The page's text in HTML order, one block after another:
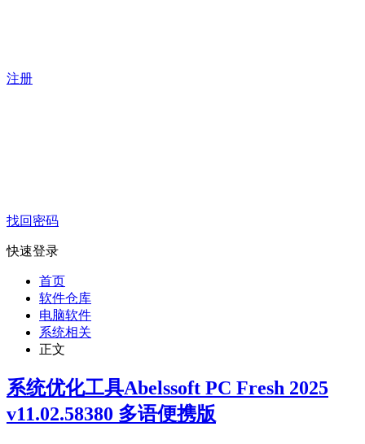
注册
找回密码
快速登录
首页
软件仓库
电脑软件
系统相关
正文
系统优化工具Abelssoft PC Fresh 2025
v11.02.58380 多语便携版